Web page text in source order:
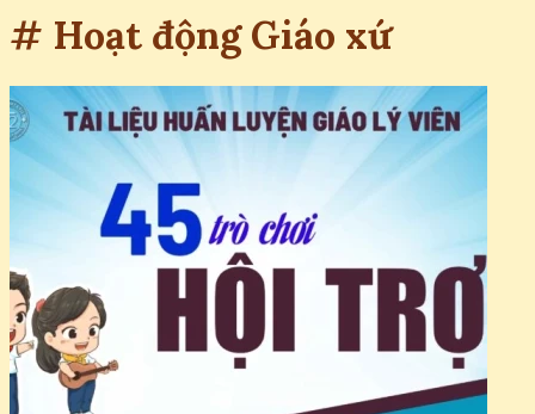
# Hoạt động Giáo xứ